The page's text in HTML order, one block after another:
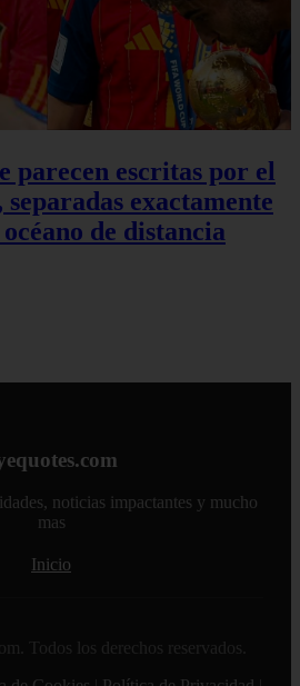
parecen escritas por el
exactamente
de distancia
noticias impactantes y mucho
mas
Inicio
Todos los derechos reservados.